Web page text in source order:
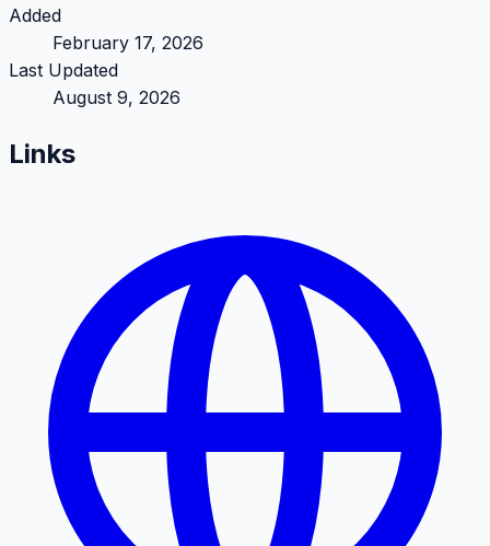
Added
February 17, 2026
Last Updated
August 9, 2026
Links